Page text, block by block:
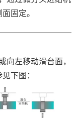
固定。
左移动滑台面，
下图：